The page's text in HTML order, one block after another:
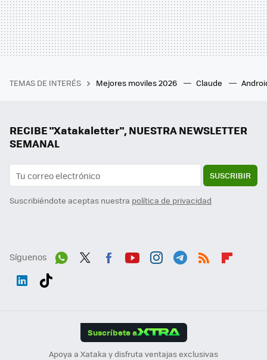
TEMAS DE INTERÉS Mejores moviles 2026 Claude
RECIBE "Xatakaletter", NUESTRA NEWSLETTER
SEMANAL
SUSCRIBIR
Suscribiéndote aceptas nuestra política de privacidad
Síguenos
Suscríbete a
Apoya a Xataka y disfruta ventajas exclusivas